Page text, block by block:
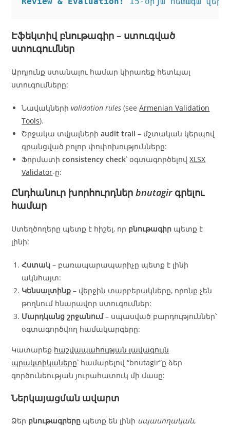
Էֆեկտիվ բնութագիր – ստուգված
ստուգումներ
Արդյունք ստանալու համար կիրառեք հետևյալ
ստուգումները:
Նավակներիvalidation rules (seeArmenian Validation
Tools).
Շրջակա տվյալներիaudit trail – մշտական կերպով
գրանցված բոլոր փոփոխությունները:
Ֆորմատիconsistency check՝ օգտագործելովXLSX
Validator‑ը:
Ընդհանուր խորհուրդներbnutagirգրելու
համար
Ստեղծողերը պետք է հիշել, որ բնութագիր պետք է
լինի:
Հստակ – բառապարապարիչը պետք է լինի
ակնհայտ:
Կենսալտինք – վերջին տարբերակները, որոնք չեն
թողնում հնարավոր ստուգումներ:
Մարդկանց շրջանում– սպասված բարդություններ՝
օգտագործվող համակարգերը:
Կատարեք հաշվապահության լավագույն
պրակտիկաները՝ համարելով “bnutagir”ը ձեր
գործունեության յուրահատուկ մի մասը:
Ներկայացման ավարտ
Ձեր բնութագրերը պետք են լինի սպասողական,